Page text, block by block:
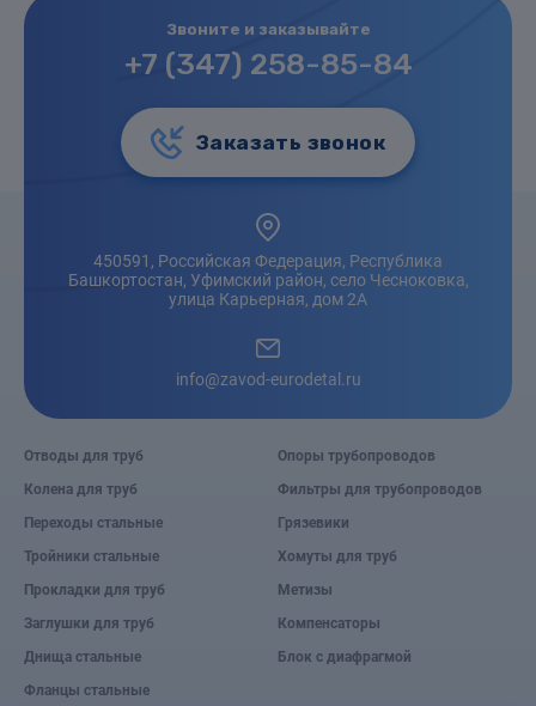
Звоните и заказывайте
+7 (347) 258-85-84
Заказать звонок
450591, Российская Федерация, Республика
Башкортостан, Уфимский район, село Чесноковка,
улица Карьерная, дом 2А
info@zavod-eurodetal.ru
Отводы для труб
Колена для труб
Переходы стальные
Тройники стальные
Прокладки для труб
Заглушки для труб
Днища стальные
Фланцы стальные
Опоры трубопроводов
Фильтры для трубопроводов
Грязевики
Хомуты для труб
Метизы
Компенсаторы
Блок с диафрагмой